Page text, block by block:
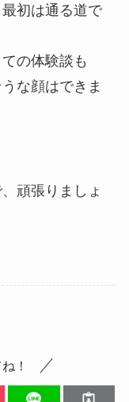
初は通る道で
の体験談も
な顔はできま
頑張りましょ
！